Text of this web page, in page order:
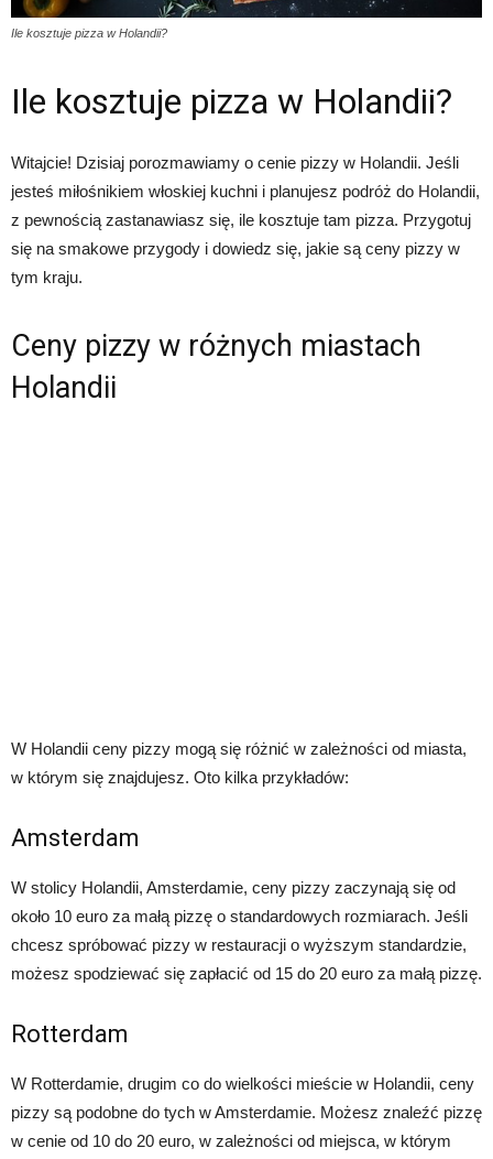
Ile kosztuje pizza w Holandii?
Ile kosztuje pizza w Holandii?
Witajcie! Dzisiaj porozmawiamy o cenie pizzy w Holandii. Jeśli
jesteś miłośnikiem włoskiej kuchni i planujesz podróż do Holandii,
z pewnością zastanawiasz się, ile kosztuje tam pizza. Przygotuj
się na smakowe przygody i dowiedz się, jakie są ceny pizzy w
tym kraju.
Ceny pizzy w różnych miastach
Holandii
W Holandii ceny pizzy mogą się różnić w zależności od miasta,
w którym się znajdujesz. Oto kilka przykładów:
Amsterdam
W stolicy Holandii, Amsterdamie, ceny pizzy zaczynają się od
około 10 euro za małą pizzę o standardowych rozmiarach. Jeśli
chcesz spróbować pizzy w restauracji o wyższym standardzie,
możesz spodziewać się zapłacić od 15 do 20 euro za małą pizzę.
Rotterdam
W Rotterdamie, drugim co do wielkości mieście w Holandii, ceny
pizzy są podobne do tych w Amsterdamie. Możesz znaleźć pizzę
w cenie od 10 do 20 euro, w zależności od miejsca, w którym